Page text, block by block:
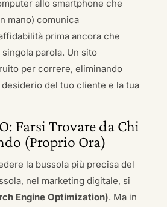
allo smartphone che
mano) comunica
prima ancora che
singola parola. Un sito
per correre, eliminando
del tuo cliente e la tua
Farsi Trovare da Chi
(Proprio Ora)
la bussola più precisa del
nel marketing digitale, si
Engine Optimization). Ma in